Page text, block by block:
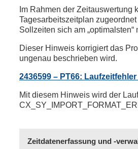
Im Rahmen der
Tagesarbeitszeitplan
Sollzeiten sich am
Dieser Hinweis korrigiert das
ungenau beschrieben wird.
2436599 – PT66:
Mit diesem Hinweis wird der
Zeitdatenerfassung und -